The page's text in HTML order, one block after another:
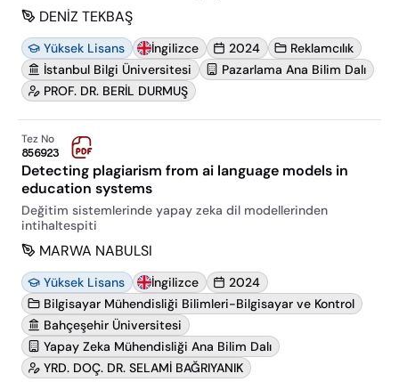
DENİZ TEKBAŞ
Yüksek Lisans İngilizce 2024
Reklamcılık
İstanbul Bilgi Üniversitesi
Pazarlama Ana Bilim Dalı
PROF. DR. BERİL DURMUŞ
Tez No
856923
Detecting plagiarism from ai language models in
education systems
Değitim sistemlerinde yapay zeka dil modellerinden
intihaltespiti
MARWA NABULSI
Yüksek Lisans İngilizce
2024
Bilgisayar Mühendisliği Bilimleri-Bilgisayar ve Kontrol
Bahçeşehir Üniversitesi
Yapay Zeka Mühendisliği Ana Bilim Dalı
YRD. DOÇ. DR. SELAMİ BAĞRIYANIK